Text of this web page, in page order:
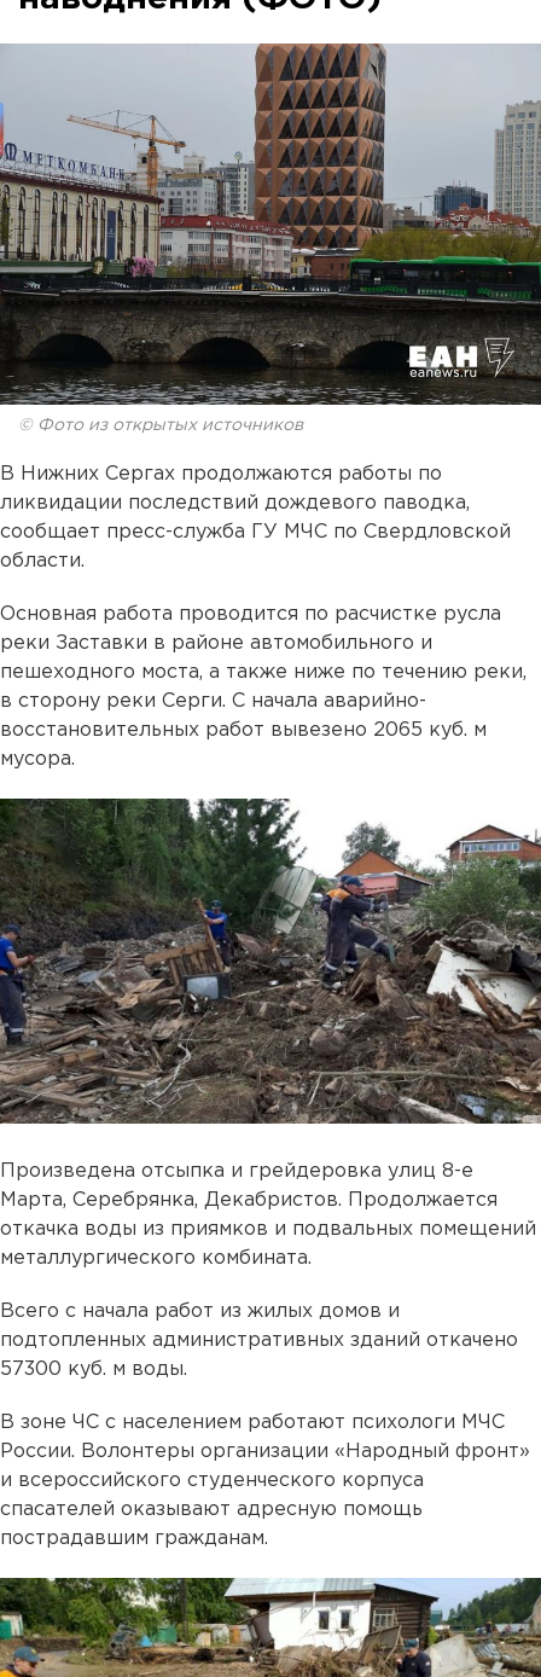
© Фото из открытых источников
В Нижних Сергах продолжаются работы по
ликвидации последствий дождевого паводка,
сообщает пресс-служба ГУ МЧС по Свердловской
области.
Основная работа проводится по расчистке русла
реки Заставки в районе автомобильного и
пешеходного моста, а также ниже по течению реки,
в сторону реки Серги. С начала аварийно-
восстановительных работ вывезено 2065 куб. м
мусора.
Произведена отсыпка и грейдеровка улиц 8-е
Марта, Серебрянка, Декабристов. Продолжается
откачка воды из приямков и подвальных помещений
металлургического комбината.
Всего с начала работ из жилых домов и
подтопленных административных зданий откачено
57300 куб. м воды.
В зоне ЧС с населением работают психологи МЧС
России. Волонтеры организации «Народный фронт»
и всероссийского студенческого корпуса
спасателей оказывают адресную помощь
пострадавшим гражданам.